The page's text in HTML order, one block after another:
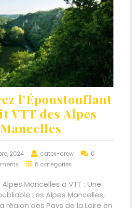
l’Époustouflant
VTT des Alpes
Mancelles
2024 catex-crew
0
6 categories
Alpes Mancelles à VTT : Une
Les Alpes Mancelles,
région des Pays de la Loire en